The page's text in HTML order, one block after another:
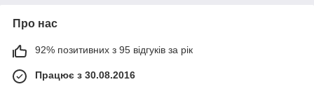
Про нас
92% позитивних з 95 відгуків за рік
Працює з 30.08.2016